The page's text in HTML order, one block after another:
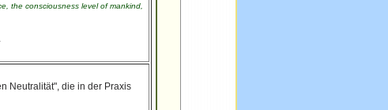
the consciousness level of mankind,
Neutralität", die in der Praxis